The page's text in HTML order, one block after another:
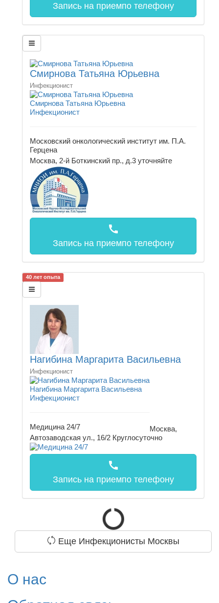
Запись на приемпо телефону
Смирнова Татьяна Юрьевна
Инфекционист
Смирнова Татьяна Юрьевна
Инфекционист
Московский онкологический институт им. П.А.
Герцена
Москва, 2-й Боткинский пр., д.3 уточняйте
call
Запись на приемпо телефону
40 лет опыта
Нагибина Маргарита Васильевна
Инфекционист
Нагибина Маргарита Васильевна
Инфекционист
Медицина 24/7
Москва,
Автозаводская ул., 16/2 Круглосуточно
call
Запись на приемпо телефону
Еще Инфекционисты Москвы
О нас